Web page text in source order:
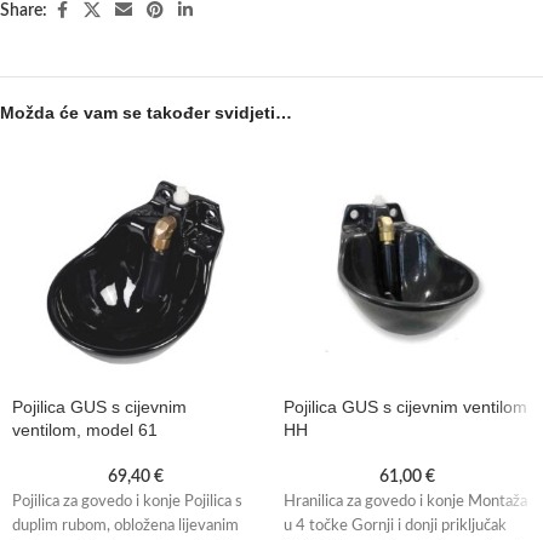
Share:
Možda će vam se također svidjeti…
Pojilica GUS s cijevnim
ventilom, model 61
69,40 €
Pojilica za govedo i konje Pojilica s
duplim rubom, obložena lijevanim
Pojilica GUS s cijevnim ventilom
HH
61,00 €
Hranilica za govedo i konje Montaža
u 4 točke Gornji i donji priključak